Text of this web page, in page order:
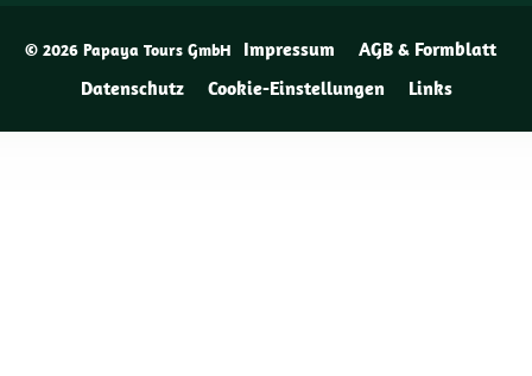
© 2026 Papaya Tours GmbH Impressum
AGB & Formblatt
Datenschutz
Cookie-Einstellungen Links